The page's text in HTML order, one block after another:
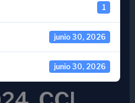
1
junio 30, 2026
junio 30, 2026